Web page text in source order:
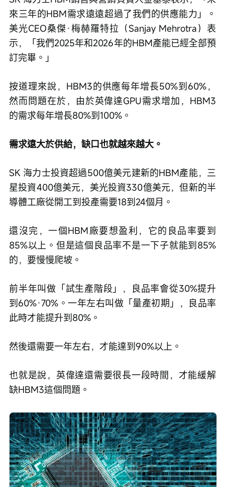
來三年的HBM需求遠遠超過了我們的供應能力」。
美光CEO桑傑·梅赫羅特拉（Sanjay Mehrotra）表
示，「我們2025年和2026年的HBM產能已經全部預
訂完畢。」
按道理來說，HBM3的供應每年增長50%到60%，
然而問題在於，由於英偉達GPU需求增加，HBM3
的需求每年增長80%到100%。
需求遠大於供給，缺口也就越來越大。
SK 海力士投資超過500億美元建新的HBM產能，三
星投資400億美元，美光投資330億美元，但新的半
導體工廠從開工到投產需要18到24個月。
還沒完，一個HBM廠要想盈利，它的良品率要到
85%以上。但是這個良品率不是一下子就能到85%
的，要慢慢爬坡。
前半年叫做「試生產階段」，良品率會從30%提升
到60%·70%。一年左右叫做「量產初期」，良品率
此時才能提升到80%。
然後還需要一年左右，才能達到90%以上。
也就是說，英偉達還需要很長一段時間，才能緩解
缺HBM3這個問題。